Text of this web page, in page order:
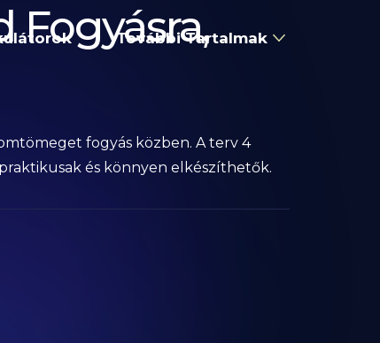
További Tartalmak
Fogyásra,
fogyás közben. A terv 4
és könnyen elkészíthetők.